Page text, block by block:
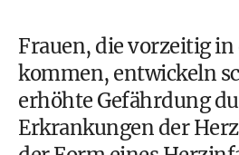
Frauen, die vorzeitig in
kommen, entwickeln
erhöhte Gefährdung
Erkrankungen der